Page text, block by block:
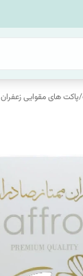
/پاکت های مقوایی زعفران